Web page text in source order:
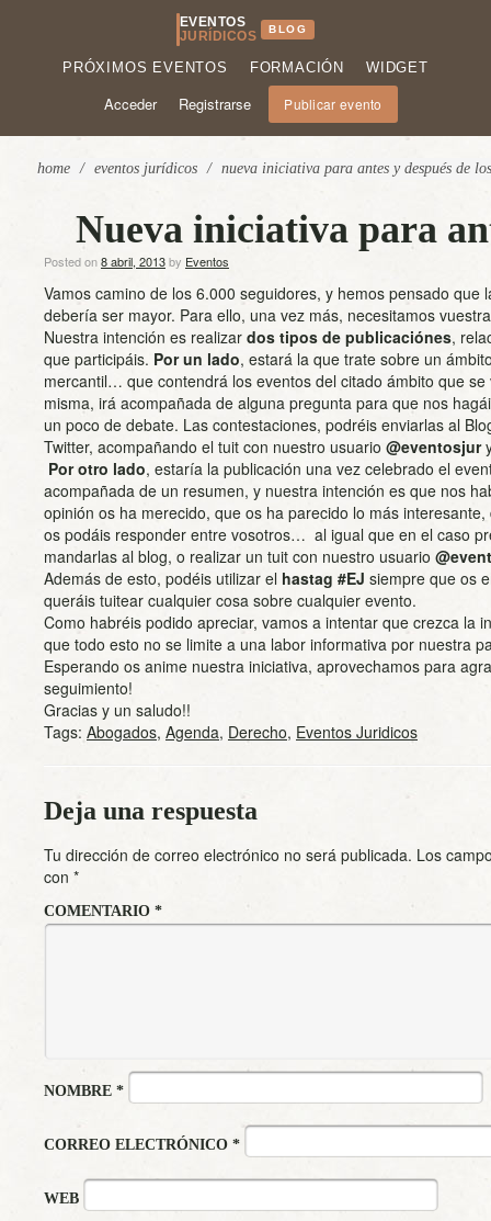
EVENTOS
JURÍDICOS
BLOG
PRÓXIMOS EVENTOS FORMACIÓN WIDGET
Acceder Registrarse Publicar evento
home / eventos jurídicos / nueva iniciativa para antes y después de
Nueva iniciativa para
Posted on8 abril, 2013by Eventos
Vamos camino de los 6.000 seguidores, y hemos pensado que
debería ser mayor. Para ello, una vez más, necesitamos
Nuestra intención es realizar dos tipos de publicaciónes,
que participáis. Por un lado, estará la que trate sobre un
mercantil… que contendrá los eventos del citado ámbito que
misma, irá acompañada de alguna pregunta para que nos
un poco de debate. Las contestaciones, podréis enviarlas al
Twitter, acompañando el tuit con nuestro usuario @eventosjur
Por otro lado, estaría la publicación una vez celebrado el
acompañada de un resumen, y nuestra intención es que nos
opinión os ha merecido, que os ha parecido lo más
os podáis responder entre vosotros… al igual que en el caso
mandarlas al blog, o realizar un tuit con nuestro usuario
Además de esto, podéis utilizar el hastag #EJ siempre que os
queráis tuitear cualquier cosa sobre cualquier evento.
Como habréis podido apreciar, vamos a intentar que crezca la
que todo esto no se limite a una labor informativa por nuestra
Esperando os anime nuestra iniciativa, aprovechamos para
seguimiento!
Gracias y un saludo!!
Tags: Abogados, Agenda, Derecho, Eventos Juridicos
Deja una respuesta
Tu dirección de correo electrónico no será publicada. Los
con *
COMENTARIO *
NOMBRE *
CORREO ELECTRÓNICO *
WEB